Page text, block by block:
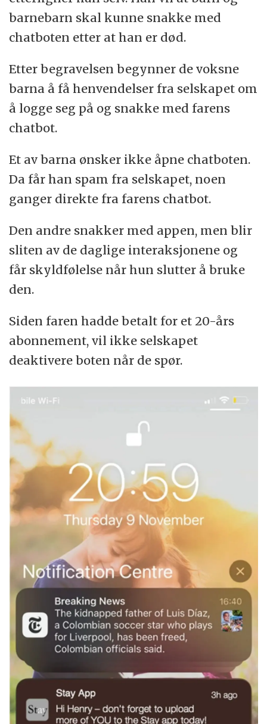
barnebarn skal kunne snakke med
chatboten etter at han er død.
Etter begravelsen begynner de voksne
barna å få henvendelser fra selskapet om
å logge seg på og snakke med farens
chatbot.
Et av barna ønsker ikke åpne chatboten.
Da får han spam fra selskapet, noen
ganger direkte fra farens chatbot.
Den andre snakker med appen, men blir
sliten av de daglige interaksjonene og
får skyldfølelse når hun slutter å bruke
den.
Siden faren hadde betalt for et 20-års
abonnement, vil ikke selskapet
deaktivere boten når de spør.